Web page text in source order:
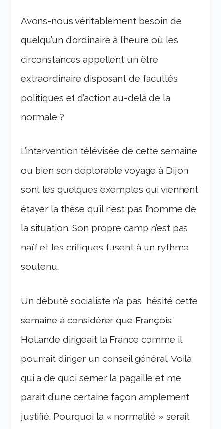
Avons-nous véritablement besoin de
quelqu’un d’ordinaire à l’heure où les
circonstances appellent un être
extraordinaire disposant de facultés
politiques et d’action au-delà de la
normale ?
L’intervention télévisée de cette semaine
ou bien son déplorable voyage à Dijon
sont les quelques exemples qui viennent
étayer la thèse qu’il n’est pas l’homme de
la situation. Son propre camp n’est pas
naïf et les critiques fusent à un rythme
soutenu.
Un débuté socialiste n’a pas hésité cette
semaine à considérer que François
Hollande dirigeait la France comme il
pourrait diriger un conseil général. Voilà
qui a de quoi semer la pagaille et me
parait d’une certaine façon amplement
justifié. Pourquoi la « normalité » serait